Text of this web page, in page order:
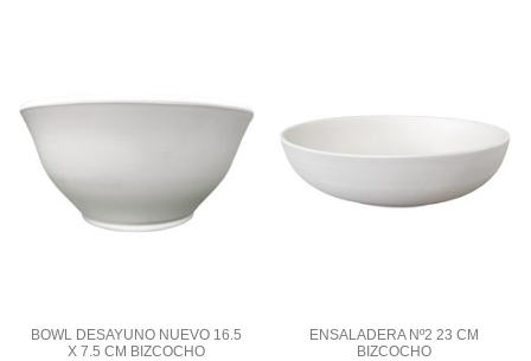
BOWL DESAYUNO NUEVO 16.5
X 7.5 CM BIZCOCHO
ENSALADERA Nº2 23 CM
BIZCOCHO